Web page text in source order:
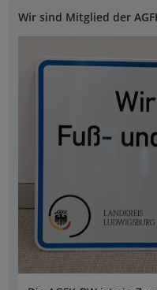
Wir sind Mitglied der